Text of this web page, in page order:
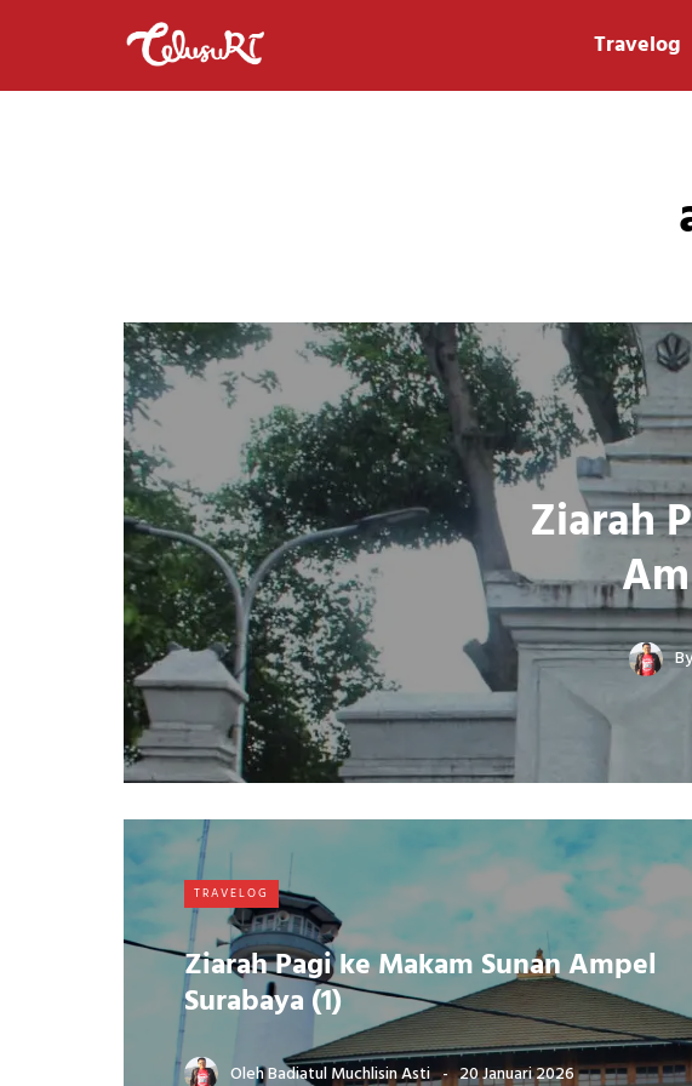
Travelog
Ziarah
TRAVELOG
Ziarah Pagi ke Makam Sunan Ampel
Surabaya (1)
OlehBadiatul Muchlisin Asti 20 Januari 2026